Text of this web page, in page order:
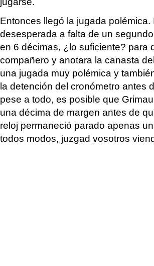
Entonces llegó la jugada
desesperada a falta de un
en 6 décimas, ¿lo suficiente? para
compañero y anotara la canasta
una jugada muy polémica y
la detención del cronómetro antes
pese a todo, es posible que
una décima de margen antes de
reloj permaneció parado apenas
todos modos, juzgad vosotros